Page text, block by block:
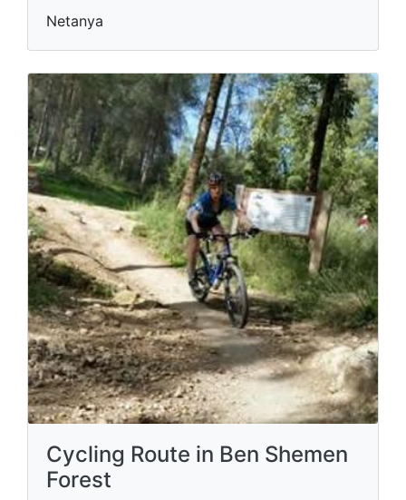
Netanya
Cycling Route in Ben Shemen
Forest